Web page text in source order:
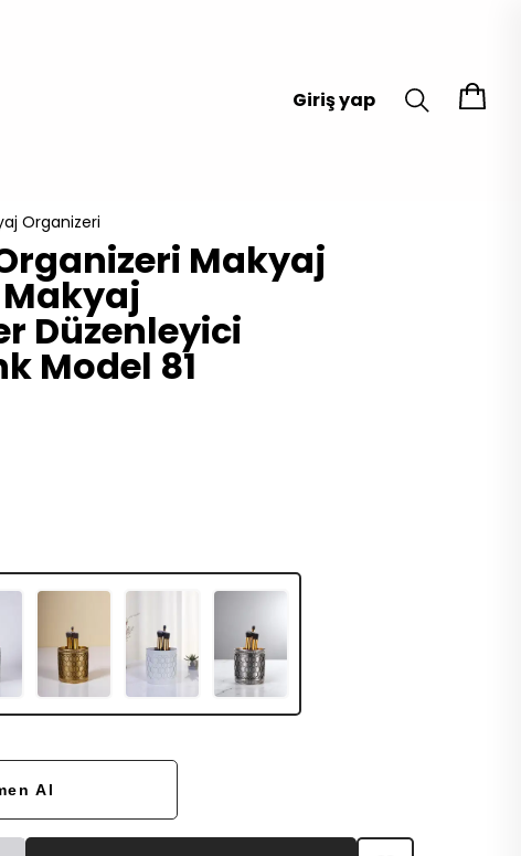
Giriş yap
Organizeri
Makyaj
Makyaj
Düzenleyici
Model 81
Al